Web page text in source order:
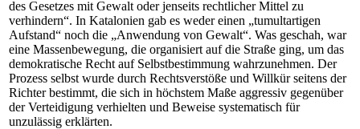
des Gesetzes mit Gewalt oder jenseits rechtlicher Mittel zu
verhindern“. In Katalonien gab es weder einen „tumultartigen
Aufstand“ noch die „Anwendung von Gewalt“. Was geschah, war
eine Massenbewegung, die organisiert auf die Straße ging, um das
demokratische Recht auf Selbstbestimmung wahrzunehmen. Der
Prozess selbst wurde durch Rechtsverstöße und Willkür seitens der
Richter bestimmt, die sich in höchstem Maße aggressiv gegenüber
der Verteidigung verhielten und Beweise systematisch für
unzulässig erklärten.